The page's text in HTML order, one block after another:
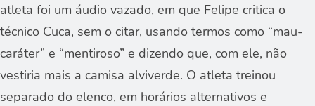
atleta foi um áudio vazado, em que Felipe critica o
técnico Cuca, sem o citar, usando termos como “mau-
caráter” e “mentiroso” e dizendo que, com ele, não
vestiria mais a camisa alviverde. O atleta treinou
separado do elenco, em horários alternativos e